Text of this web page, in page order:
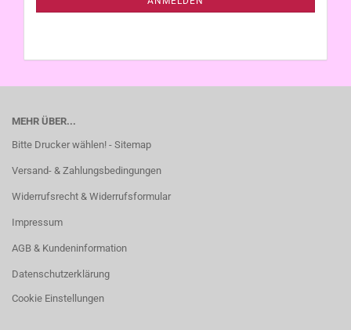
MEHR ÜBER...
Bitte Drucker wählen! - Sitemap
Versand- & Zahlungsbedingungen
Widerrufsrecht & Widerrufsformular
Impressum
AGB & Kundeninformation
Datenschutzerklärung
Cookie Einstellungen